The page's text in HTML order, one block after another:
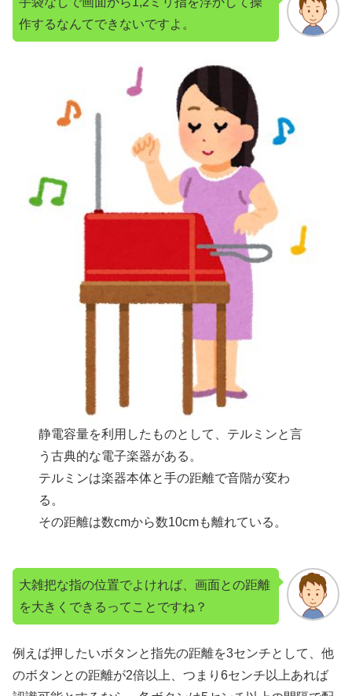
作するなんてできないですよ。
静電容量を利用したものとして、テルミンと言
う古典的な電子楽器がある。
テルミンは楽器本体と手の距離で音階が変わ
る。
その距離は数cmから数10cmも離れている。
大雑把な指の位置でよければ、画面との距離
を大きくできるってことですね？
例えば押したいボタンと指先の距離を3センチとして、他
のボタンとの距離が2倍以上、つまり6センチ以上あれば